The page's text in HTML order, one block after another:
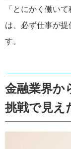
「とにかく働い
は、必ず仕事が
す。
金融業界か
挑戦で見え